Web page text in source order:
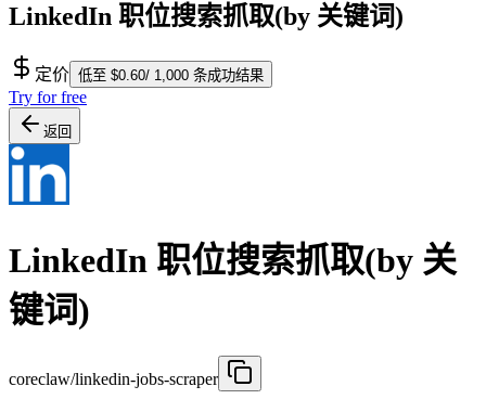
LinkedIn 职位搜索抓取(by 关键词)
定价 低至 $0.60/ 1,000 条成功结果
Try for free
返回
LinkedIn 职位搜索抓取(by 关
键词)
coreclaw/linkedin-jobs-scraper